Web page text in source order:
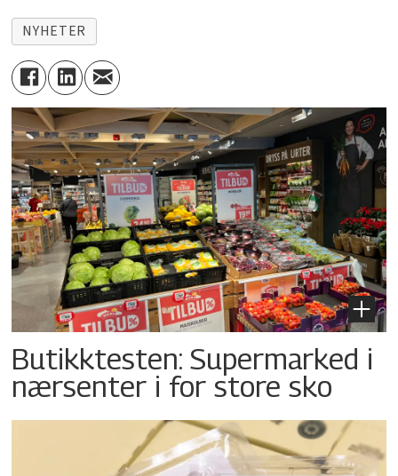
NYHETER
Butikktesten: Supermarked i
nærsenter i for store sko